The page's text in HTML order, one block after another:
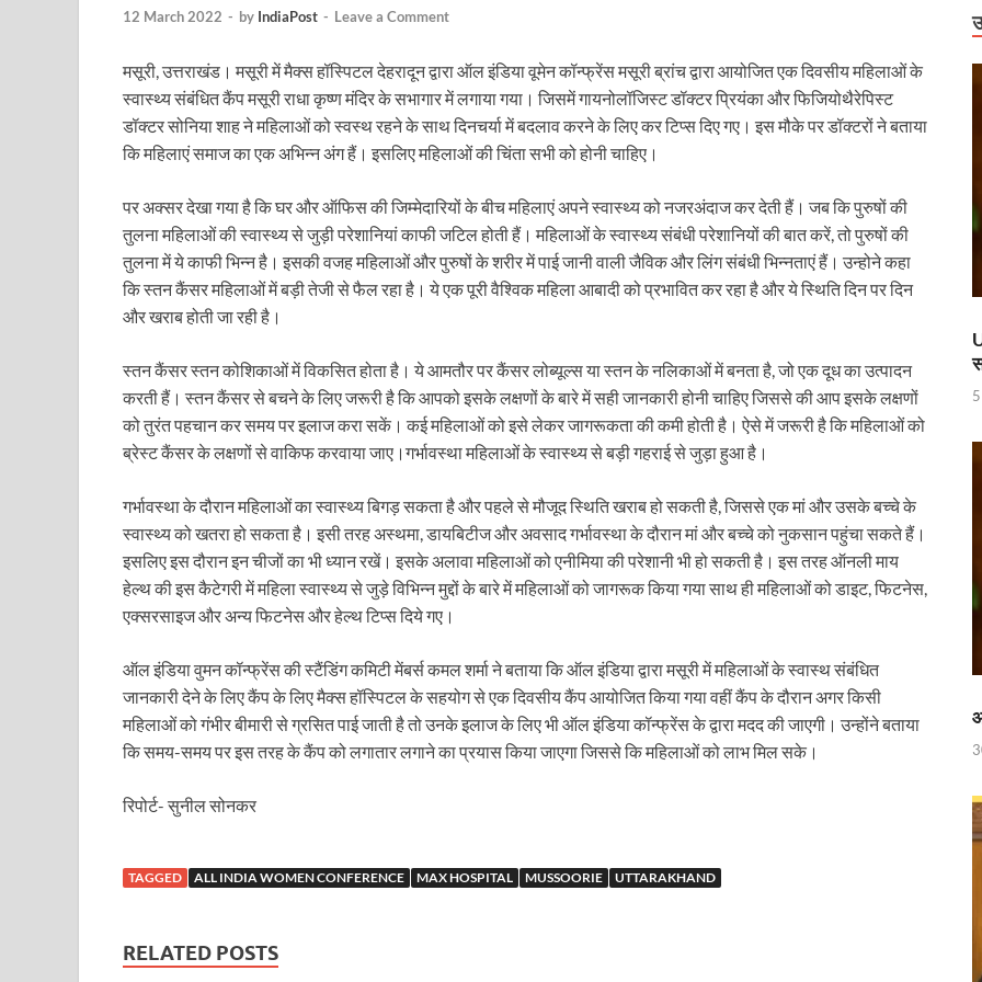
Uttarakhand Female Boxer: मुख्यमंत्री धामी से मिलीं अंतरराष्ट्रीय स्तर पर पदक जीतने वाली उत्तराखंड की महिला मुक्केबाज, मुख्यमंत्री ने किया
Bharat Tex 2026: टेक्सटाइल निवेश के प्रमुख गंतव्य के रूप में उभरा उत्तर प्रदेश
Shri Ram Mandir: श्रीराम मंदिर चढ़ावा चोरी के आरोपियों को वीआईपी सुविधा मिलने की खबरों का जेल प्रशासन ने किया खंडन
The Kshitij Show: द क्षितिज शो में पहुंचे जुयाल और निहारिका NM
Lok Sanvardhan Parva: देहरादून में मुख्यमंत्री पुष्कर सिंह धामी एवं केंद्रीय मंत्री किरेन रिजिजू ने किया छठे ‘लोक संवर्धन पर्व’ का शुभारंभ
West Bengal Rajya Sabha By-Election: चुनाव आयोग ने पश्चिम बंगाल की 3 राज्यसभा सीट पर उपचुनाव का किया ऐलान
Shri Kashi Vishwanath Mandir: उत्तरकाशी में CM पुष्कर सिंह धामी के CM के रूप में 5 वर्ष पूर्ण होने पर श्री काशी विश्वनाथ मंदिर में विशेष पूजा-
Dr.Teejan Bai: विश्वविख्यात पंडवानी गायिका, पद्म विभूषण डॉ. तीजन बाई के निधन
Khatipura Mega Coach Care Terminal: खातीपुरा में 205 करोड़ की लागत से बना हाईटेक टर्मिनल, अब ऐसे होगा कोचो का मेंटेनेंस
Sundarpura Railway Station: खाटू श्याम जी के भक्तो को रेलवे ने दिया बड़ा गिफ़्ट
Jan-Jan Ki Sarkar Abhiyan: 4 जुलाई से फिर शुरु होगा ‘जन जन की सरकार-जन जन के द्वार’ कार्यकम
आ गई यूपी बीजेपी संगठन की लिस्ट, देखिए कौन-कौन है इस सूची में
Chhattisgarh UCC: छत्तीसगढ़ में UCC का खाका तैयार करेगी देसाई समिति, लागू करने की प्रक्रिया शुरू
राजमिस्त्री, किसान और शिक्षक परिवारों के बेटे यूपीएससी की राह पर, ट्राइबल यूथ हॉस्टल के युवाओं को मुख्यमंत्री का मार्गदर्शन
9New Sectoral Policy: 9 नई सेक्टोरल पॉलिसी, एक स्मार्ट निवेश सुविधा पोर्टल को भी मुख्यमंत्री नायब सिंह सैनी ने किया लॉन्च
संयुक्त निदेशक के एस चौहान ने मुख्यमंत्री को भेंट की अपनी पुस्तक
New haryana Industrial Policy: मुख्यमंत्री नायब सिंह सैनी की अध्यक्षता में उद्योगपतियों के साथ उच्च स्तरीय बैठक
पीएम मोदी के संबोधन की बड़ी बातें
12 March 2022 - by IndiaPost - Leave a Comment
मसूरी, उत्तराखंड। मसूरी में मैक्स हॉस्पिटल देहरादून द्वारा ऑल इंडिया वूमेन कॉन्फ्रेंस मसूरी ब्रांच द्वारा आयोजित एक दिवसीय महिलाओं के
स्वास्थ्य संबंधित कैंप मसूरी राधा कृष्ण मंदिर के सभागार में लगाया गया। जिसमें गायनोलॉजिस्ट डॉक्टर प्रियंका और फिजियोथैरेपिस्ट
डॉक्टर सोनिया शाह ने महिलाओं को स्वस्थ रहने के साथ दिनचर्या में बदलाव करने के लिए कर टिप्स दिए गए। इस मौके पर डॉक्टरों ने बताया
कि महिलाएं समाज का एक अभिन्न अंग हैं। इसलिए महिलाओं की चिंता सभी को होनी चाहिए।
पर अक्सर देखा गया है कि घर और ऑफिस की जिम्मेदारियों के बीच महिलाएं अपने स्वास्थ्य को नजरअंदाज कर देती हैं। जब कि पुरुषों की
तुलना महिलाओं की स्वास्थ्य से जुड़ी परेशानियां काफी जटिल होती हैं। महिलाओं के स्वास्थ्य संबंधी परेशानियों की बात करें, तो पुरुषों की
तुलना में ये काफी भिन्न है। इसकी वजह महिलाओं और पुरुषों के शरीर में पाई जानी वाली जैविक और लिंग संबंधी भिन्नताएं हैं। उन्होने कहा
कि स्तन कैंसर महिलाओं में बड़ी तेजी से फैल रहा है। ये एक पूरी वैश्विक महिला आबादी को प्रभावित कर रहा है और ये स्थिति दिन पर दिन
और खराब होती जा रही है।
स्तन कैंसर स्तन कोशिकाओं में विकसित होता है। ये आमतौर पर कैंसर लोब्यूल्स या स्तन के नलिकाओं में बनता है, जो एक दूध का उत्पादन
करती हैं। स्तन कैंसर से बचने के लिए जरूरी है कि आपको इसके लक्षणों के बारे में सही जानकारी होनी चाहिए जिससे की आप इसके लक्षणों
को तुरंत पहचान कर समय पर इलाज करा सकें। कई महिलाओं को इसे लेकर जागरूकता की कमी होती है। ऐसे में जरूरी है कि महिलाओं को
ब्रेस्ट कैंसर के लक्षणों से वाकिफ करवाया जाए।गर्भावस्था महिलाओं के स्वास्थ्य से बड़ी गहराई से जुड़ा हुआ है।
गर्भावस्था के दौरान महिलाओं का स्वास्थ्य बिगड़ सकता है और पहले से मौजूद स्थिति खराब हो सकती है, जिससे एक मां और उसके बच्चे के
स्वास्थ्य को खतरा हो सकता है। इसी तरह अस्थमा, डायबिटीज और अवसाद गर्भावस्था के दौरान मां और बच्चे को नुकसान पहुंचा सकते हैं।
इसलिए इस दौरान इन चीजों का भी ध्यान रखें। इसके अलावा महिलाओं को एनीमिया की परेशानी भी हो सकती है। इस तरह ऑनली माय
हेल्थ की इस कैटेगरी में महिला स्वास्थ्य से जुड़े विभिन्न मुद्दों के बारे में महिलाओं को जागरूक किया गया साथ ही महिलाओं को डाइट, फिटनेस,
एक्सरसाइज और अन्य फिटनेस और हेल्थ टिप्स दिये गए।
ऑल इंडिया वुमन कॉन्फ्रेंस की स्टैंडिंग कमिटी मेंबर्स कमल शर्मा ने बताया कि ऑल इंडिया द्वारा मसूरी में महिलाओं के स्वास्थ संबंधित
जानकारी देने के लिए कैंप के लिए मैक्स हॉस्पिटल के सहयोग से एक दिवसीय कैंप आयोजित किया गया वहीं कैंप के दौरान अगर किसी
महिलाओं को गंभीर बीमारी से ग्रसित पाई जाती है तो उनके इलाज के लिए भी ऑल इंडिया कॉन्फ्रेंस के द्वारा मदद की जाएगी। उन्होंने बताया
कि समय-समय पर इस तरह के कैंप को लगातार लगाने का प्रयास किया जाएगा जिससे कि महिलाओं को लाभ मिल सके।
रिपोर्ट- सुनील सोनकर
TAGGED ALL INDIA WOMEN CONFERENCE MAX HOSPITAL MUSSOORIE UTTARAKHAND
RELATED POSTS